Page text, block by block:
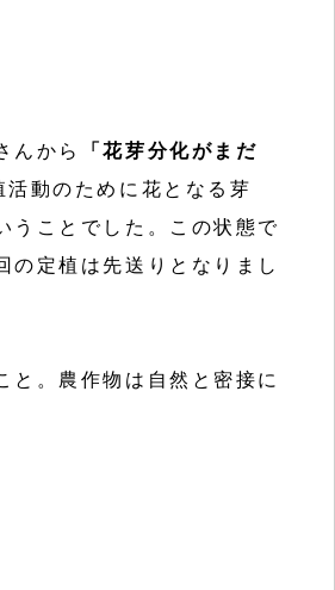
んから
「花芽分化がまだ
動のために花となる芽
うことでした。この状態で
の定植は先送りとなりまし
と。農作物は自然と密接に